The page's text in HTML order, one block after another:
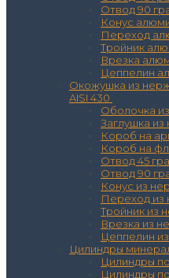
Отвод 90
Конус
Переход
Тройник
Врезка
Цеппелин
Окожушка из
AISI 430
Оболочка
Заглушка
Короб на
Короб на
Отвод 45
Отвод 90
Конус из
Переход из
Тройник из
Врезка из
Цеппелин
Цилиндры
Цилиндры
Цилиндры